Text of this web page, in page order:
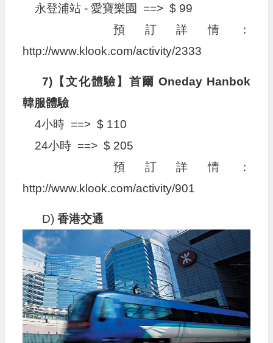
永登浦站 - 愛寶樂園 ==> $ 99
預訂詳情：
http://www.klook.com/activity/2333
7)【文化體驗】首爾 Oneday Hanbok
韓服體驗
4小時 ==> $ 110
24小時 ==> $ 205
預訂詳情：
http://www.klook.com/activity/901
D) 香港交通